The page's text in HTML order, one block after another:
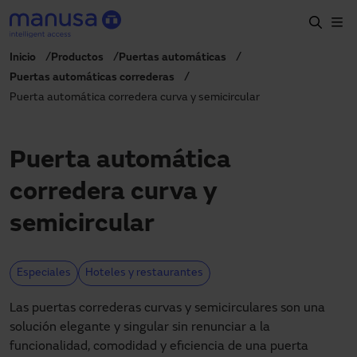
Pasar al contenido principal
Productos y sectores
Prescripción
Proyectos
Blog
Sobre nosotros
900827700
manusa@manusa.com
Inicio Productos
Puertas automáticas
Puertas automáticas correderas
Puerta automática corredera curva y semicircular
Puerta automática
corredera curva y
semicircular
Especiales Hoteles y restaurantes
Las puertas correderas curvas y semicirculares son una
solución elegante y singular sin renunciar a la
funcionalidad, comodidad y eficiencia de una puerta